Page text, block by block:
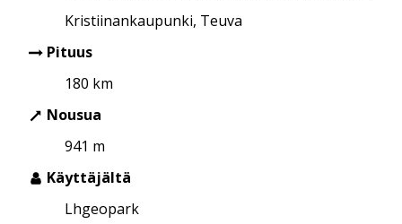
Kristiinankaupunki, Teuva
Pituus
180 km
Nousua
941 m
Käyttäjältä
Lhgeopark